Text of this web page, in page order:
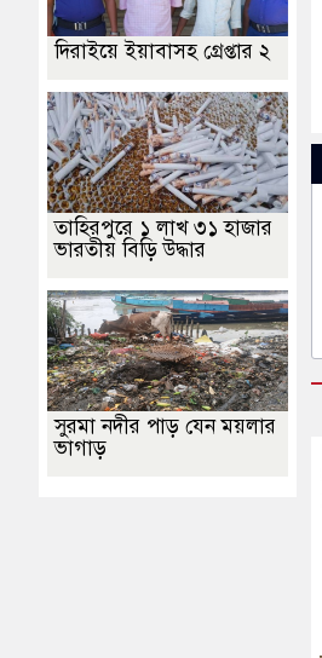
দিরাইয়ে ইয়াবাসহ গ্রেপ্তার ২
তাহিরপুরে ১ লাখ ৩১ হাজার
ভারতীয় বিড়ি উদ্ধার
সুরমা নদীর পাড় যেন ময়লার
ভাগাড়